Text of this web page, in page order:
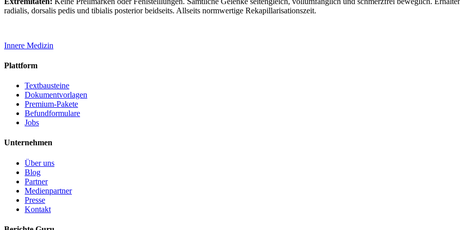
radialis, dorsalis pedis und tibialis posterior beidseits. Allseits normwertige Rekapillarisationszeit.
Innere Medizin
Plattform
Textbausteine
Dokumentvorlagen
Premium-Pakete
Befundformulare
Jobs
Unternehmen
Über uns
Blog
Partner
Medienpartner
Presse
Kontakt